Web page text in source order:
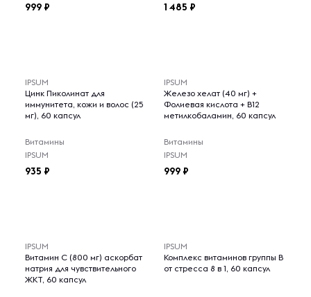
999 1 485
IPSUM
Цинк Пиколинат для
иммунитета, кожи и волос (25
мг), 60 капсул
Витамины
IPSUM
935
IPSUM
Железо хелат (40 мг) +
Фолиевая кислота + B12
метилкобаламин, 60 капсул
Витамины
IPSUM
999
IPSUM
Витамин С (800 мг) аскорбат
натрия для чувствительного
ЖКТ, 60 капсул
IPSUM
Комплекс витаминов группы B
от стресса 8 в 1, 60 капсул